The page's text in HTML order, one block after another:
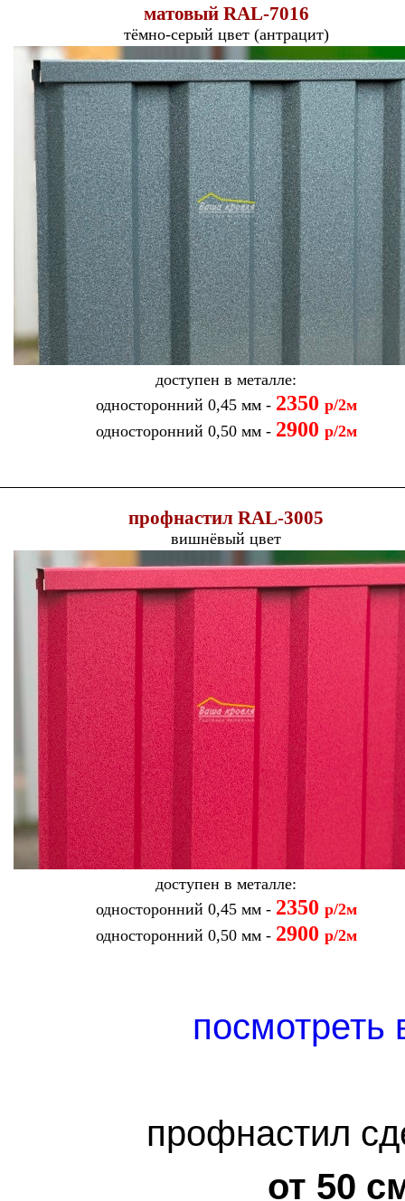
матовыйRAL-7016
тёмно-серый цвет (антрацит)
доступен в металле:
односторонний 0,45 мм - 2350 р/2м
односторонний 0,50 мм - 2900 р/2м
профнастил RAL-3005
вишнёвый цвет
доступен в металле:
односторонний 0,45 мм - 2350 р/2м
односторонний 0,50 мм - 2900 р/2м
посмотреть
профнастил
от 50